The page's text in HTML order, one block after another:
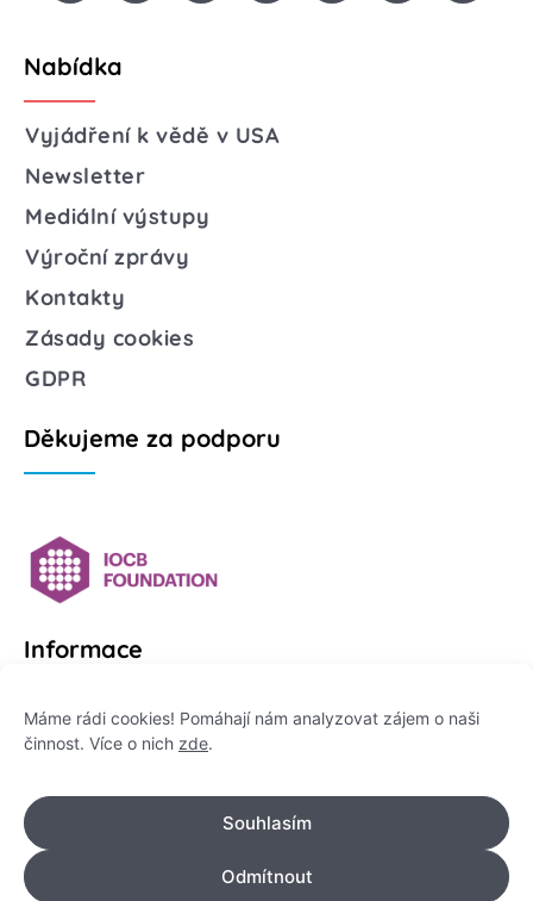
Máme rádi cookies! Pomáhají nám analyzovat zájem o naši
činnost. Více o nich zde.
Souhlasím
Odmítnout
Nabídka
Vyjádření k vědě v USA
Newsletter
Mediální výstupy
Výroční zprávy
Kontakty
Zásady cookies
GDPR
Děkujeme za podporu
Informace
Platformu Zeptej se vědce provozuje:
IČO: 178 47 389
Flemingovo náměstí 542/2,
Dejvice, 160 00 Praha 6